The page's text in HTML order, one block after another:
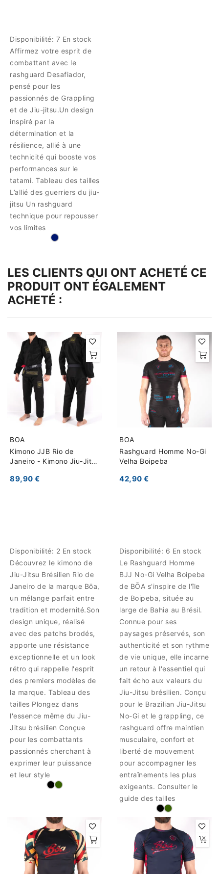
Disponibilité: 7 En stock
Affirmez votre esprit de
combattant avec le
rashguard Desafiador,
pensé pour les
passionnés de Grappling
et de Jiu-jitsu.Un design
inspiré par la
détermination et la
résilience, allié à une
technicité qui booste vos
performances sur le
tatami. Tableau des tailles
L’allié des guerriers du jiu-
jitsu Un rashguard
technique pour repousser
vos limites
LES CLIENTS QUI ONT ACHETÉ CE
PRODUIT ONT ÉGALEMENT
ACHETÉ :
BOA
Kimono JJB Rio de
Janeiro - Kimono Jiu-Jitsu
89,90 €
Disponibilité: 2 En stock
Découvrez le kimono de
Jiu-Jitsu Brésilien Rio de
Janeiro de la marque Bōa,
un mélange parfait entre
tradition et modernité.Son
design unique, réalisé
avec des patchs brodés,
apporte une résistance
exceptionnelle et un look
rétro qui rappelle l'esprit
des premiers modèles de
la marque. Tableau des
tailles Plongez dans
l'essence même du Jiu-
Jitsu brésilien Conçue
pour les combattants
passionnés cherchant à
exprimer leur puissance
et leur style
BOA
Rashguard Homme No-Gi
Velha Boipeba
42,90 €
Disponibilité: 6 En stock
Le Rashguard Homme
BJJ No-Gi Velha Boipeba
de BŌA s'inspire de l'île
de Boipeba, située au
large de Bahia au Brésil.
Connue pour ses
paysages préservés, son
authenticité et son rythme
de vie unique, elle incarne
un retour à l'essentiel qui
fait écho aux valeurs du
Jiu-Jitsu brésilien. Conçu
pour le Brazilian Jiu-Jitsu
No-Gi et le grappling, ce
rashguard offre maintien
musculaire, confort et
liberté de mouvement
pour accompagner les
entraînements les plus
exigeants. Consulter le
guide des tailles